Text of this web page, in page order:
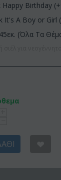
Happy Birthday
It's A Boy or Girl
(Όλα Τα